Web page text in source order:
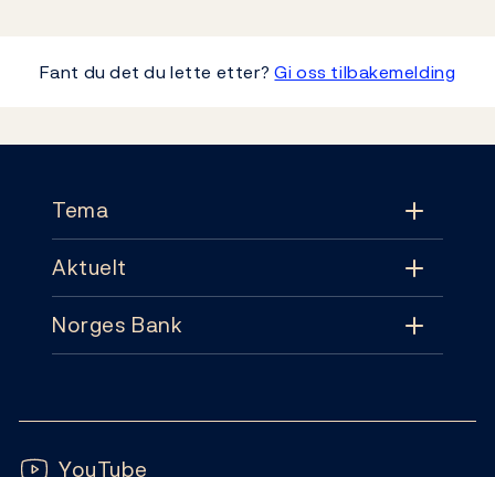
Fant du det du lette etter?Gi oss tilbakemelding
Tema
Tema
Pengepolitikk
Aktuelt
Aktuelt
Publikasjoner
Norges Bank
Abonnement
Følg oss:
YouTube